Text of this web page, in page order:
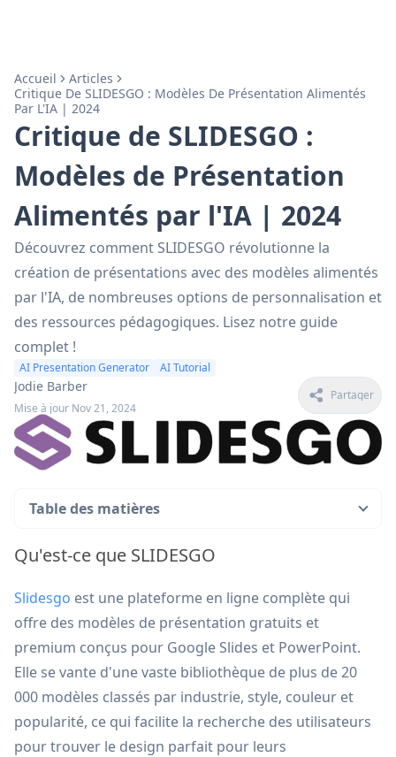
Accueil
Articles
Critique De SLIDESGO : Modèles De Présentation Alimentés
Par L'IA | 2024
Critique de SLIDESGO :
Modèles de Présentation
Alimentés par l'IA | 2024
Découvrez comment SLIDESGO révolutionne la
création de présentations avec des modèles alimentés
par l'IA, de nombreuses options de personnalisation et
des ressources pédagogiques. Lisez notre guide
complet !
AI Presentation Generator AI Tutorial
Jodie Barber
Mise à jour Nov 21, 2024
Partager
Table des matières
Qu'est-ce que SLIDESGO
Slidesgo est une plateforme en ligne complète qui
offre des modèles de présentation gratuits et
premium conçus pour Google Slides et PowerPoint.
Elle se vante d'une vaste bibliothèque de plus de 20
000 modèles classés par industrie, style, couleur et
popularité, ce qui facilite la recherche des utilisateurs
pour trouver le design parfait pour leurs